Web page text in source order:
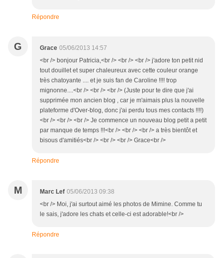
Répondre
G Grace 05/06/2013 14:57
<br /> bonjour Patricia,<br /> <br /> <br /> j'adore ton petit nid
tout douillet et super chaleureux avec cette couleur orange
très chatoyante .... et je suis fan de Caroline !!!! trop
mignonne....<br /> <br /> <br /> (Juste pour te dire que j'ai
supprimée mon ancien blog , car je m'aimais plus la nouvelle
plateforme d'Over-blog, donc j'ai perdu tous mes contacts !!!!)
<br /> <br /> <br /> Je commence un nouveau blog petit a petit
par manque de temps !!!<br /> <br /> <br /> a très bientôt et
bisous d'amitiés<br /> <br /> <br /> Grace<br />
Répondre
M Marc Lef 05/06/2013 09:38
<br /> Moi, j'ai surtout aimé les photos de Mimine. Comme tu
le sais, j'adore les chats et celle-ci est adorable!<br />
Répondre